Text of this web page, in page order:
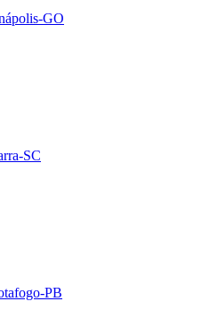
GO
SC
PB